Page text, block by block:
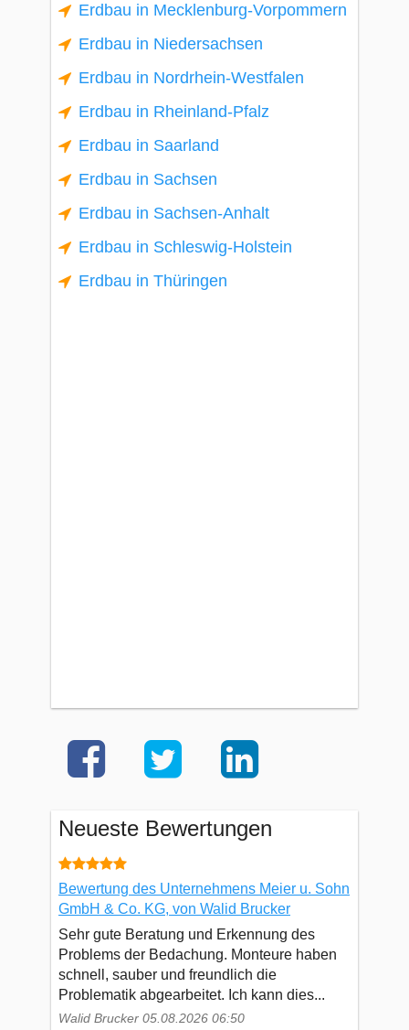
Erdbau in Mecklenburg-Vorpommern
Erdbau in Niedersachsen
Erdbau in Nordrhein-Westfalen
Erdbau in Rheinland-Pfalz
Erdbau in Saarland
Erdbau in Sachsen
Erdbau in Sachsen-Anhalt
Erdbau in Schleswig-Holstein
Erdbau in Thüringen
Neueste Bewertungen
Bewertung des Unternehmens Meier u. Sohn
GmbH & Co. KG, von Walid Brucker
Sehr gute Beratung und Erkennung des
Problems der Bedachung. Monteure haben
schnell, sauber und freundlich die
Problematik abgearbeitet. Ich kann dies...
Walid Brucker 05.08.2026 06:50